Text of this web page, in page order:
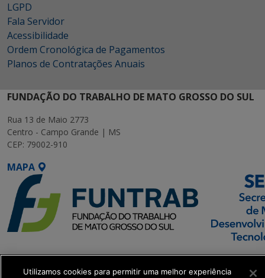
LGPD
Fala Servidor
Acessibilidade
Ordem Cronológica de Pagamentos
Planos de Contratações Anuais
FUNDAÇÃO DO TRABALHO DE MATO GROSSO DO SUL
Rua 13 de Maio 2773
Centro - Campo Grande | MS
CEP: 79002-910
MAPA
SETDIG | Secretaria-
Executiva de
Utilizamos cookies para permitir uma melhor experiência